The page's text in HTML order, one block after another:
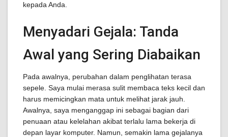
kepada Anda.
Menyadari Gejala: Tanda
Awal yang Sering Diabaikan
Pada awalnya, perubahan dalam penglihatan terasa
sepele. Saya mulai merasa sulit membaca teks kecil dan
harus memicingkan mata untuk melihat jarak jauh.
Awalnya, saya menganggap ini sebagai bagian dari
penuaan atau kelelahan akibat terlalu lama bekerja di
depan layar komputer. Namun, semakin lama gejalanya